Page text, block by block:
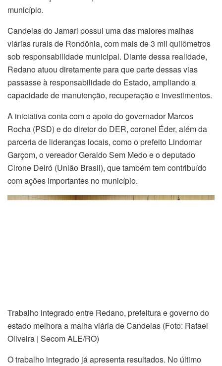
município.
Candeias do Jamari possui uma das maiores malhas
viárias rurais de Rondônia, com mais de 3 mil quilômetros
sob responsabilidade municipal. Diante dessa realidade,
Redano atuou diretamente para que parte dessas vias
passasse à responsabilidade do Estado, ampliando a
capacidade de manutenção, recuperação e investimentos.
A iniciativa conta com o apoio do governador Marcos
Rocha (PSD) e do diretor do DER, coronel Éder, além da
parceria de lideranças locais, como o prefeito Lindomar
Garçom, o vereador Geraldo Sem Medo e o deputado
Cirone Deiró (União Brasil), que também tem contribuído
com ações importantes no município.
Trabalho integrado entre Redano, prefeitura e governo do
estado melhora a malha viária de Candeias (Foto: Rafael
Oliveira | Secom ALE/RO)
O trabalho integrado já apresenta resultados. No último